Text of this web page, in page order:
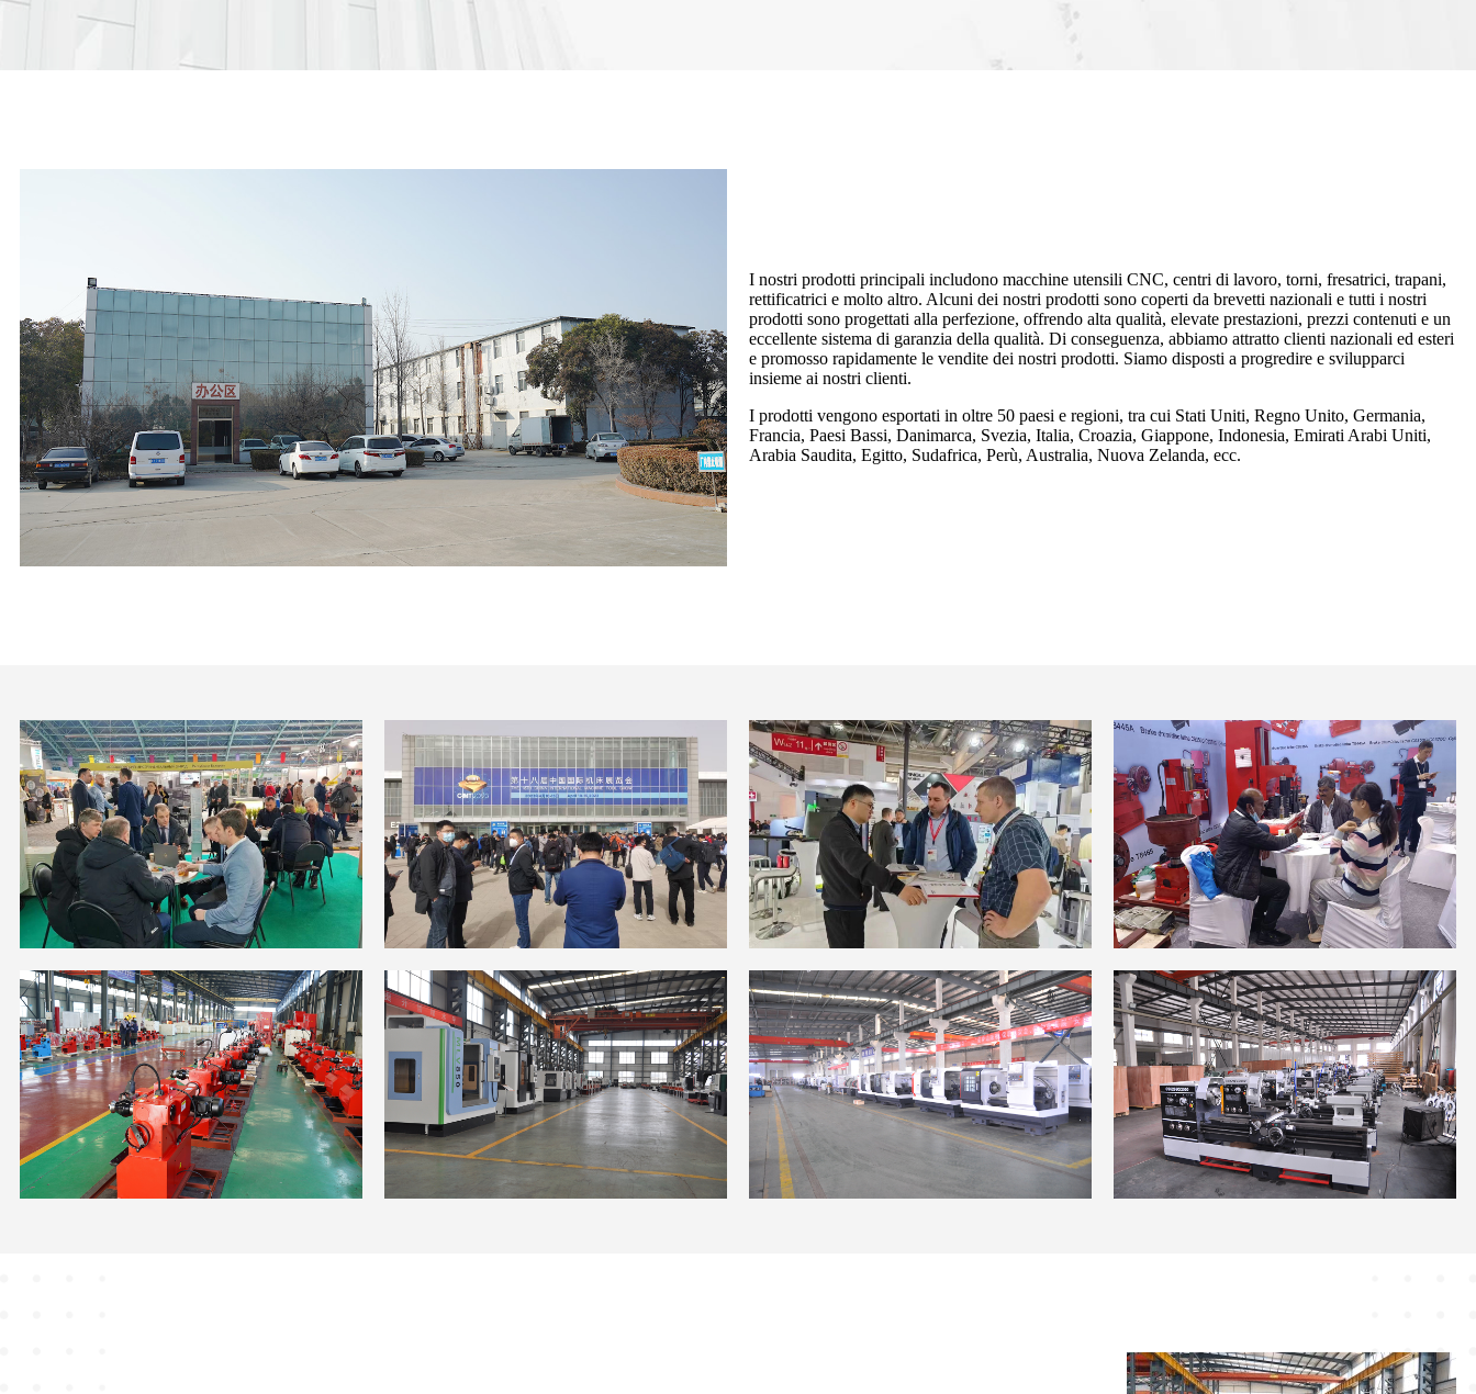
I nostri prodotti principali includono macchine utensili CNC, centri di lavoro, torni, fresatrici, trapani,
rettificatrici e molto altro. Alcuni dei nostri prodotti sono coperti da brevetti nazionali e tutti i nostri
prodotti sono progettati alla perfezione, offrendo alta qualità, elevate prestazioni, prezzi contenuti e un
eccellente sistema di garanzia della qualità. Di conseguenza, abbiamo attratto clienti nazionali ed esteri
e promosso rapidamente le vendite dei nostri prodotti. Siamo disposti a progredire e svilupparci
insieme ai nostri clienti.
I prodotti vengono esportati in oltre 50 paesi e regioni, tra cui Stati Uniti, Regno Unito, Germania,
Francia, Paesi Bassi, Danimarca, Svezia, Italia, Croazia, Giappone, Indonesia, Emirati Arabi Uniti,
Arabia Saudita, Egitto, Sudafrica, Perù, Australia, Nuova Zelanda, ecc.